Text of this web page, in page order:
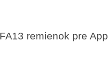
remienok pre